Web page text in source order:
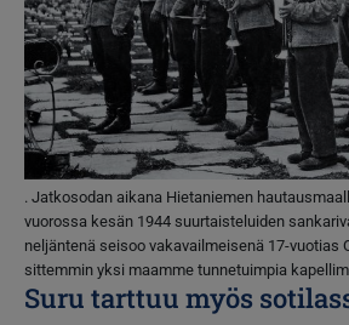
. Jatkosodan aikana Hietaniemen
vuorossa kesän 1944 suurtaisteluiden
neljäntenä seisoo vakavailmeisenä 17-vuotias
sittemmin yksi maamme tunnetuimpia
Suru tarttuu myös